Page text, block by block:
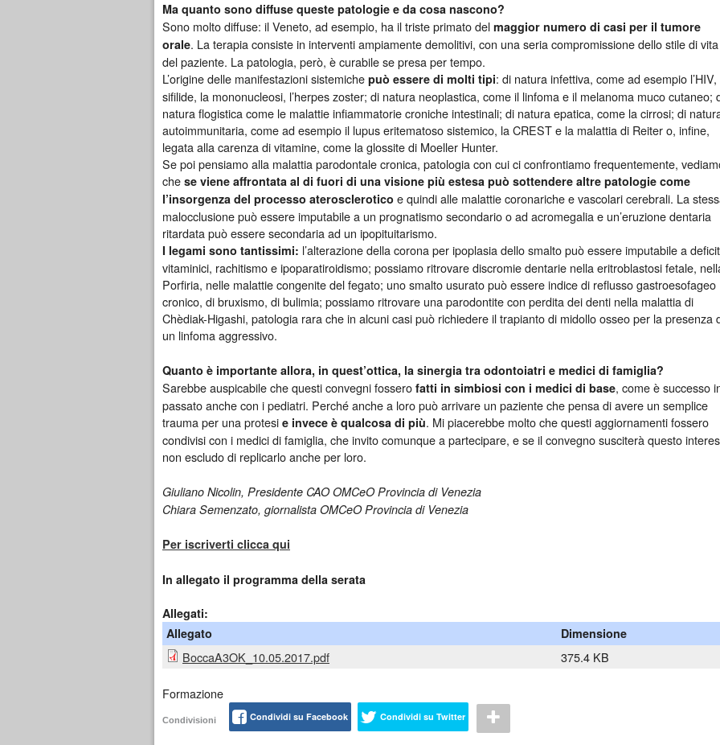
Ma quanto sono diffuse queste patologie e da cosa nascono?
Sono molto diffuse: il Veneto, ad esempio, ha il triste primato del maggior numero di casi per il tumore
orale. La terapia consiste in interventi ampiamente demolitivi, con una seria compromissione dello stile di vita
del paziente. La patologia, però, è curabile se presa per tempo.
L’origine delle manifestazioni sistemiche può essere di molti tipi: di natura infettiva, come ad esempio l’HIV,
sifilide, la mononucleosi, l’herpes zoster; di natura neoplastica, come il linfoma e il melanoma muco cutaneo;
natura flogistica come le malattie infiammatorie croniche intestinali; di natura epatica, come la cirrosi; di
autoimmunitaria, come ad esempio il lupus eritematoso sistemico, la CREST e la malattia di Reiter o, infine,
legata alla carenza di vitamine, come la glossite di Moeller Hunter.
Se poi pensiamo alla malattia parodontale cronica, patologia con cui ci confrontiamo frequentemente,
che se viene affrontata al di fuori di una visione più estesa può sottendere altre patologie come
l’insorgenza del processo aterosclerotico e quindi alle malattie coronariche e vascolari cerebrali. La
malocclusione può essere imputabile a un prognatismo secondario o ad acromegalia e un’eruzione dentaria
ritardata può essere secondaria ad un ipopituitarismo.
I legami sono tantissimi: l’alterazione della corona per ipoplasia dello smalto può essere imputabile a deficit
vitaminici, rachitismo e ipoparatiroidismo; possiamo ritrovare discromie dentarie nella eritroblastosi fetale,
Porfiria, nelle malattie congenite del fegato; uno smalto usurato può essere indice di reflusso gastroesofageo
cronico, di bruxismo, di bulimia; possiamo ritrovare una parodontite con perdita dei denti nella malattia di
Chèdiak-Higashi, patologia rara che in alcuni casi può richiedere il trapianto di midollo osseo per la presenza
un linfoma aggressivo.
Quanto è importante allora, in quest’ottica, la sinergia tra odontoiatri e medici di famiglia?
Sarebbe auspicabile che questi convegni fossero fatti in simbiosi con i medici di base, come è successo
passato anche con i pediatri. Perché anche a loro può arrivare un paziente che pensa di avere un semplice
trauma per una protesi e invece è qualcosa di più. Mi piacerebbe molto che questi aggiornamenti fossero
condivisi con i medici di famiglia, che invito comunque a partecipare, e se il convegno susciterà questo
non escludo di replicarlo anche per loro.
Giuliano Nicolin, Presidente CAO OMCeO Provincia di Venezia
Chiara Semenzato, giornalista OMCeO Provincia di Venezia
Per iscriverti clicca qui
In allegato il programma della serata
Allegati:
Allegato
Dimensione
BoccaA3OK_10.05.2017.pdf 375.4 KB
Formazione
Condivisioni Condividi su Facebook Condividi su Twitter